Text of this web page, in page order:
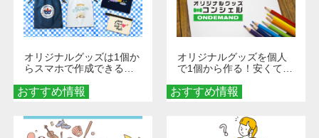
おすすめ情報
オリジナルグッズは1個か
らスマホで作成できる！
くなる巾着＆ポーチ活用
術
おすすめ情報
オリジナルグッズを個人
で1個から作る！安くて簡
秘訣